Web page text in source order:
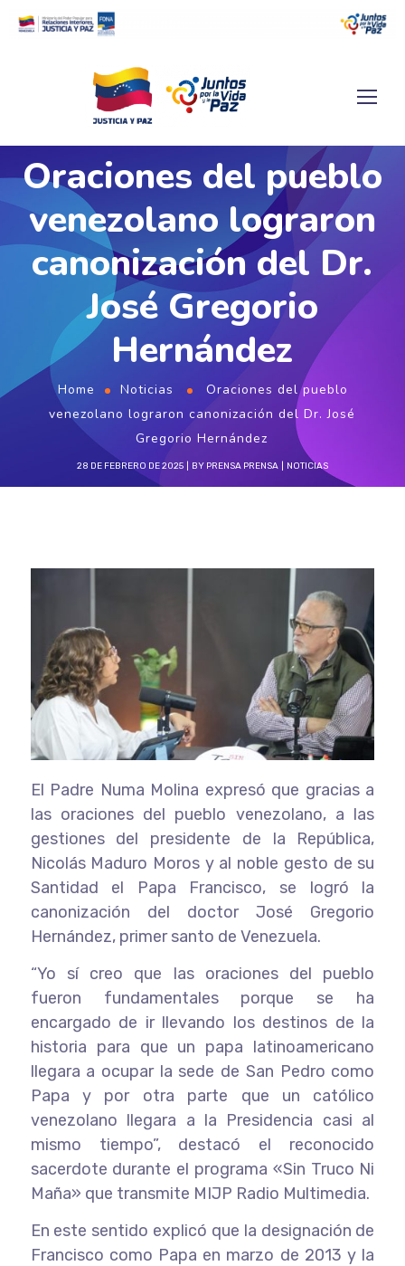
Oraciones del pueblo
venezolano lograron
canonización del Dr.
José Gregorio
Hernández
Home Noticias
Oraciones del pueblo
venezolano lograron canonización del Dr. José
Gregorio Hernández
28 DE FEBRERO DE 2025 BY PRENSA PRENSA NOTICIAS
El Padre Numa Molina expresó que gracias a
las oraciones del pueblo venezolano, a las
gestiones del presidente de la República,
Nicolás Maduro Moros y al noble gesto de su
Santidad el Papa Francisco, se logró la
canonización del doctor José Gregorio
Hernández, primer santo de Venezuela.
“Yo sí creo que las oraciones del pueblo
fueron fundamentales porque se ha
encargado de ir llevando los destinos de la
historia para que un papa latinoamericano
llegara a ocupar la sede de San Pedro como
Papa y por otra parte que un católico
venezolano llegara a la Presidencia casi al
mismo tiempo”, destacó el reconocido
sacerdote durante el programa «Sin Truco Ni
Maña» que transmite MIJP Radio Multimedia.
En este sentido explicó que la designación de
Francisco como Papa en marzo de 2013 y la